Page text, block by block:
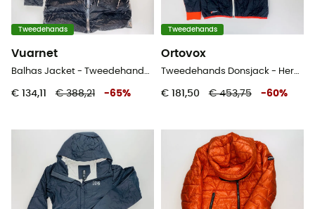
Tweedehands
Vuarnet
Balhas Jacket - Tweedehands Donsjack - Dames - Zwart - S
€ 134,11 € 388,21 -65%
Tweedehands
Ortovox
Tweedehands Donsjack - Heren - Zwart - XS
€ 181,50 € 453,75 -60%